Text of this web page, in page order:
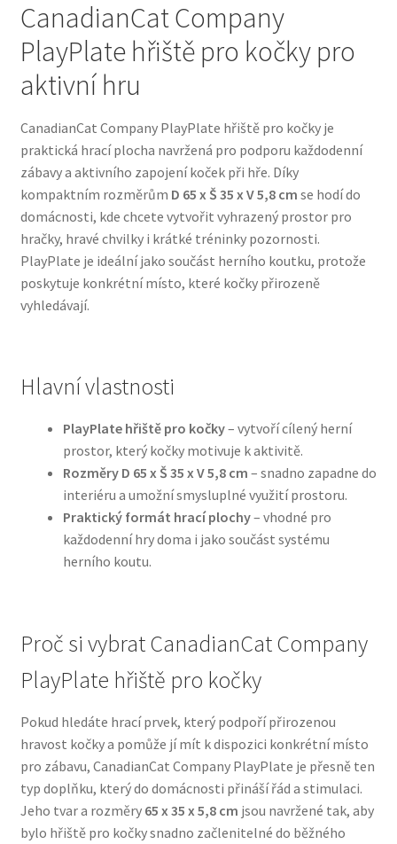
Bozita pro psy — Švédské krmivo s nordickou kvalitou
Brit pro psy
Granule pro psy
Natural Trainer pro psy — Italské krmivo s
Happy Dog — Německá kvalita a přirozené složení
Hill’s pro psy
Konzervy a kapsičky pro psy
N&D Farmina pro psy — Italské holistic krmivo
Oblečky pro psy
Pamlsky pro psy
Přepravky pro psy
Purizon pro psy — Vysoký obsah masa, bez obilovin
Royal Canin pro psy
Veterinární dieta pro psy
CanadianCat Company
PlayPlate hřiště pro kočky pro
aktivní hru
CanadianCat Company PlayPlate hřiště pro kočky je
praktická hrací plocha navržená pro podporu každodenní
zábavy a aktivního zapojení koček při hře. Díky
kompaktním rozměrům D 65 x Š 35 x V 5,8 cm se hodí do
domácnosti, kde chcete vytvořit vyhrazený prostor pro
hračky, hravé chvilky i krátké tréninky pozornosti.
PlayPlate je ideální jako součást herního koutku, protože
poskytuje konkrétní místo, které kočky přirozeně
vyhledávají.
Hlavní vlastnosti
PlayPlate hřiště pro kočky– vytvoří cílený herní
prostor, který kočky motivuje k aktivitě.
Rozměry D 65 x Š 35 x V 5,8 cm – snadno zapadne do
interiéru a umožní smysluplné využití prostoru.
Praktický formát hrací plochy– vhodné pro
každodenní hry doma i jako součást systému
herního koutu.
Proč si vybrat CanadianCat Company
PlayPlate hřiště pro kočky
Pokud hledáte hrací prvek, který podpoří přirozenou
hravost kočky a pomůže jí mít k dispozici konkrétní místo
pro zábavu, CanadianCat Company PlayPlate je přesně ten
typ doplňku, který do domácnosti přináší řád a stimulaci.
Jeho tvar a rozměry 65 x 35 x 5,8 cm jsou navržené tak, aby
bylo hřiště pro kočky snadno začlenitelné do běžného